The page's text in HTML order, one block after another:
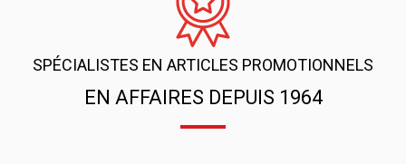
SPÉCIALISTES EN ARTICLES PROMOTIONNELS
EN AFFAIRES DEPUIS 1964